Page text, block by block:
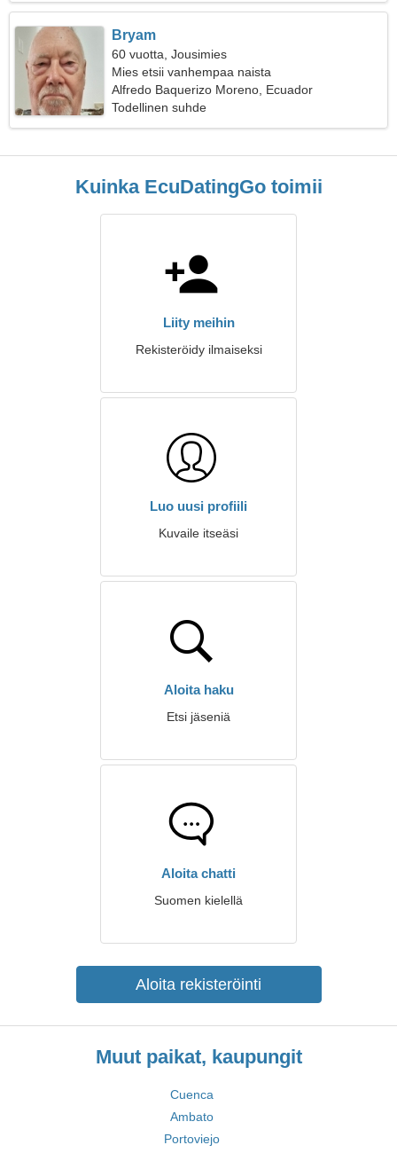
Bryam
60 vuotta, Jousimies
Mies etsii vanhempaa naista
Alfredo Baquerizo Moreno, Ecuador
Todellinen suhde
Kuinka EcuDatingGo toimii
Liity meihin
Rekisteröidy ilmaiseksi
Luo uusi profiili
Kuvaile itseäsi
Aloita haku
Etsi jäseniä
Aloita chatti
Suomen kielellä
Aloita rekisteröinti
Muut paikat, kaupungit
Cuenca
Ambato
Portoviejo